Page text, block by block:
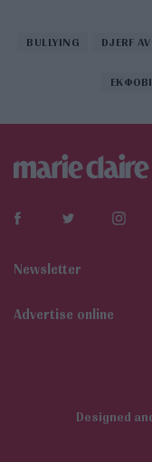
BULLYING DJERF
Newsletter
Αdvertise online
Designed